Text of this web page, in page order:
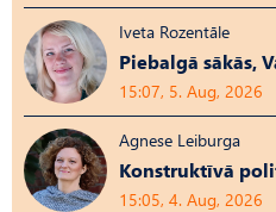
Iveta Rozentāle
Piebalgā sākās,
15:07, 5. Aug, 2026
Agnese Leiburga
Konstruktīvā
15:05, 4. Aug, 2026